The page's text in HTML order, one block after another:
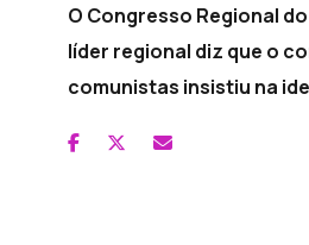
O Congresso Regional
líder regional diz que o
comunistas insistiu na